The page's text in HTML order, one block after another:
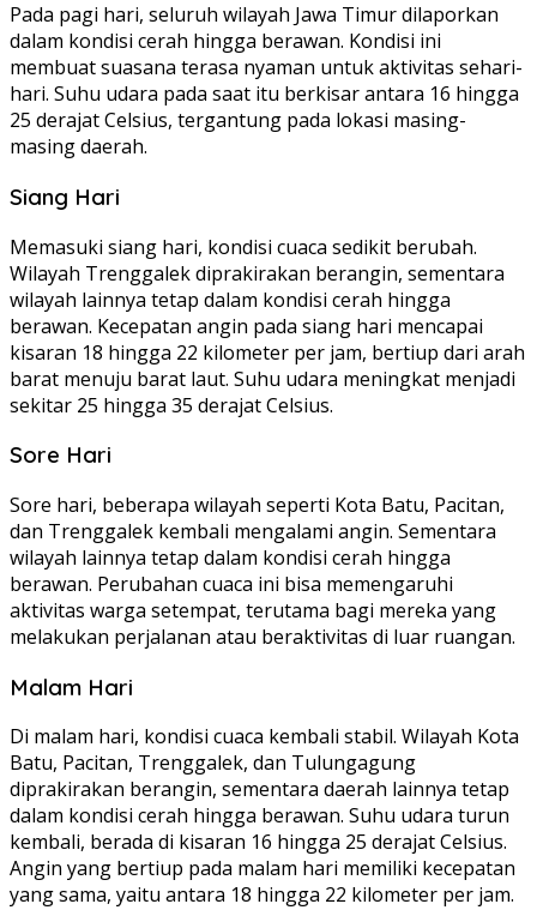
Pada pagi hari, seluruh wilayah Jawa Timur dilaporkan
dalam kondisi cerah hingga berawan. Kondisi ini
membuat suasana terasa nyaman untuk aktivitas sehari-
hari. Suhu udara pada saat itu berkisar antara 16 hingga
25 derajat Celsius, tergantung pada lokasi masing-
masing daerah.
Siang Hari
Memasuki siang hari, kondisi cuaca sedikit berubah.
Wilayah Trenggalek diprakirakan berangin, sementara
wilayah lainnya tetap dalam kondisi cerah hingga
berawan. Kecepatan angin pada siang hari mencapai
kisaran 18 hingga 22 kilometer per jam, bertiup dari arah
barat menuju barat laut. Suhu udara meningkat menjadi
sekitar 25 hingga 35 derajat Celsius.
Sore Hari
Sore hari, beberapa wilayah seperti Kota Batu, Pacitan,
dan Trenggalek kembali mengalami angin. Sementara
wilayah lainnya tetap dalam kondisi cerah hingga
berawan. Perubahan cuaca ini bisa memengaruhi
aktivitas warga setempat, terutama bagi mereka yang
melakukan perjalanan atau beraktivitas di luar ruangan.
Malam Hari
Di malam hari, kondisi cuaca kembali stabil. Wilayah Kota
Batu, Pacitan, Trenggalek, dan Tulungagung
diprakirakan berangin, sementara daerah lainnya tetap
dalam kondisi cerah hingga berawan. Suhu udara turun
kembali, berada di kisaran 16 hingga 25 derajat Celsius.
Angin yang bertiup pada malam hari memiliki kecepatan
yang sama, yaitu antara 18 hingga 22 kilometer per jam.